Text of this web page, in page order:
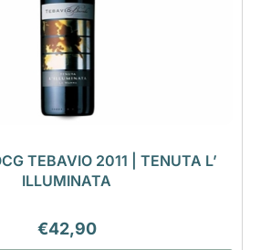
TEBAVIO 2011 | TENUTA L’
ILLUMINATA
€42,90